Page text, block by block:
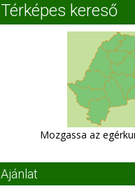
Térképes kereső
Mozgassa az
Ajánlat